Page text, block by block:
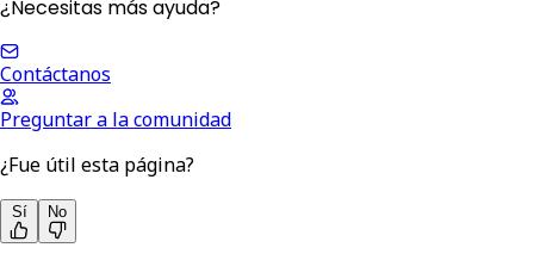
¿Necesitas más ayuda?
Contáctanos
Preguntar a la comunidad
¿Fue útil esta página?
Sí No